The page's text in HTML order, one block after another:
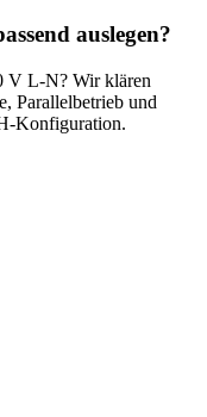
auslegen?
V L-N? Wir klären
Parallelbetrieb und
Konfiguration.